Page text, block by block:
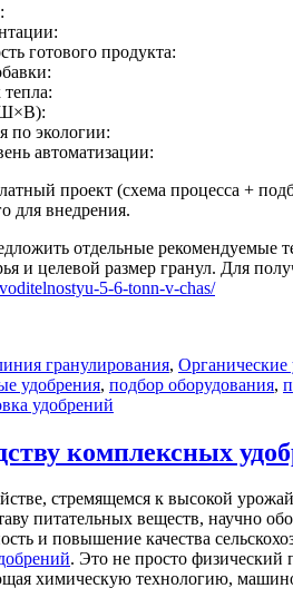
готового продукта:
по экологии:
автоматизации:
проект (схема процесса +
для внедрения.
отдельные
и целевой размер гранул. Для
5-6-tonn-v-chas/
гранулирования, Органические
удобрения, подбор оборудования,
удобрений
комплексных
стремящемся к высокой
питательных веществ, научно
и повышение качества
. Это не просто физический
химическую технологию,